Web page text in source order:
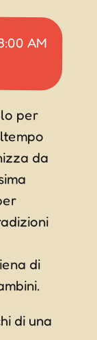
AM
per
da
per
di
di una
i
giri in
e le
tutto